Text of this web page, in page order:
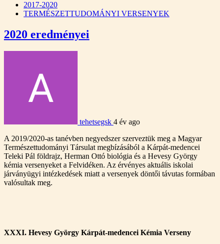
2017-2020
TERMÉSZETTUDOMÁNYI VERSENYEK
2020 eredményei
tehetsegsk 4 év ago
A 2019/2020-as tanévben negyedszer szerveztük meg a Magyar
Természettudományi Társulat megbízásából a Kárpát-medencei
Teleki Pál földrajz, Herman Ottó biológia és a Hevesy György
kémia versenyeket a Felvidéken. Az érvényes aktuális iskolai
járványügyi intézkedések miatt a versenyek döntői távutas formában
valósultak meg.
XXXI. Hevesy György Kárpát-medencei Kémia Verseny